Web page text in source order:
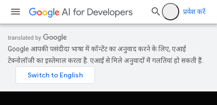
प्रवेश करें
Google आपकी पसंदीदा भाषा में कॉन्टेंट का अनुवाद करने के लिए, एआई
टेक्नोलॉजी का इस्तेमाल करता है. एआई से मिले अनुवादों में गलतियां हो सकती हैं.